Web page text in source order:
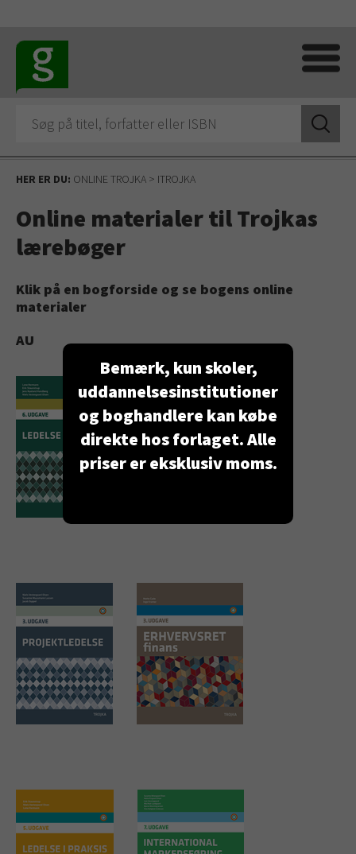
HER ER DU: ONLINE TROJKA > ITROJKA
Online materialer til Trojkas
lærebøger
Klik på en bogforside og se bogens online
materialer
AU
Bemærk, kun skoler,
uddannelsesinstitutioner
og boghandlere kan købe
direkte hos forlaget. Alle
priser er eksklusiv moms.